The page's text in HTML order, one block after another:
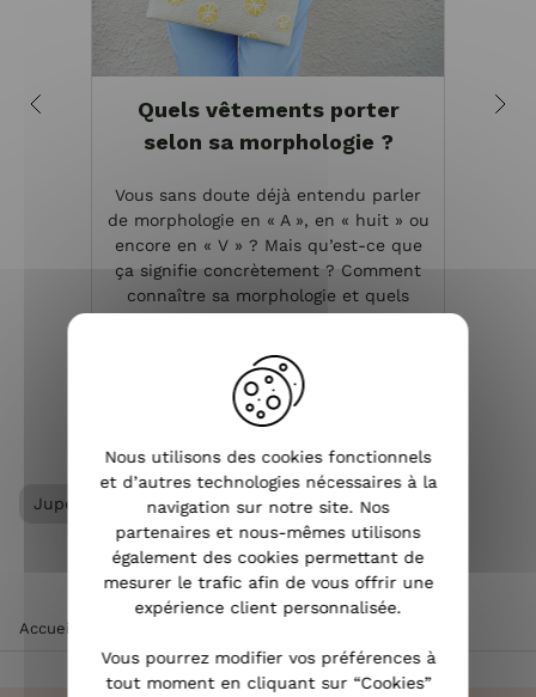
Quels vêtements porter
selon sa morphologie ?
Vous sans doute déjà entendu parler
de morphologie en « A », en « huit » ou
encore en « V » ? Mais qu’est-ce que
ça signifie concrètement ? Comment
connaître sa morphologie et quels
VOIR L'ARTICLE
Jupe femme Vêtements femme
Accueil
Nous utilisons des cookies fonctionnels
et d’autres technologies nécessaires à la
navigation sur notre site. Nos
partenaires et nous-mêmes utilisons
également des cookies permettant de
mesurer le trafic afin de vous offrir une
expérience client personnalisée.
Vous pourrez modifier vos préférences à
tout moment en cliquant sur “Cookies”